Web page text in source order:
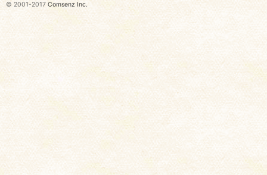
© 2001-2017 Comsenz Inc.